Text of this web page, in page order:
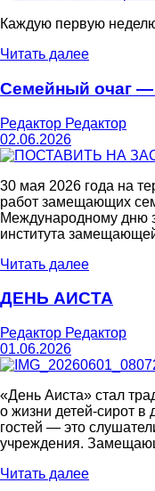
Каждую первую
Читать далее
Семейный очаг —
Редактор Редактор
02.06.2026
30 мая 2026 года на
работ замещающих
Международному дню
института
Читать далее
ДЕНЬ АИСТА
Редактор Редактор
01.06.2026
«День Аиста» стал
о жизни детей-сирот в
гостей — это
учреждения.
Читать далее